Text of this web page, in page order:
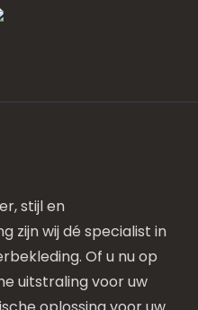
stijl en
zijn wij dé specialist in
Of u nu op
uitstraling voor uw